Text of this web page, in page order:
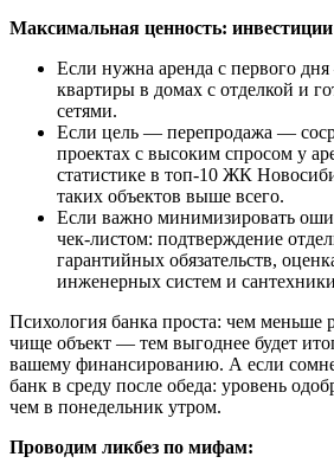
Максимальная ценность: инвестиции
Если нужна аренда с первого
квартиры в домах с отделкой и
сетями.
Если цель — перепродажа —
проектах с высоким спросом у
статистике в топ-10 ЖК
таких объектов выше всего.
Если важно минимизировать
чек-листом: подтверждение
гарантийных обязательств,
инженерных систем и
Психология банка проста: чем меньше
чище объект — тем выгоднее будет
вашему финансированию. А если
банк в среду после обеда: уровень
чем в понедельник утром.
Проводим ликбез по мифам: